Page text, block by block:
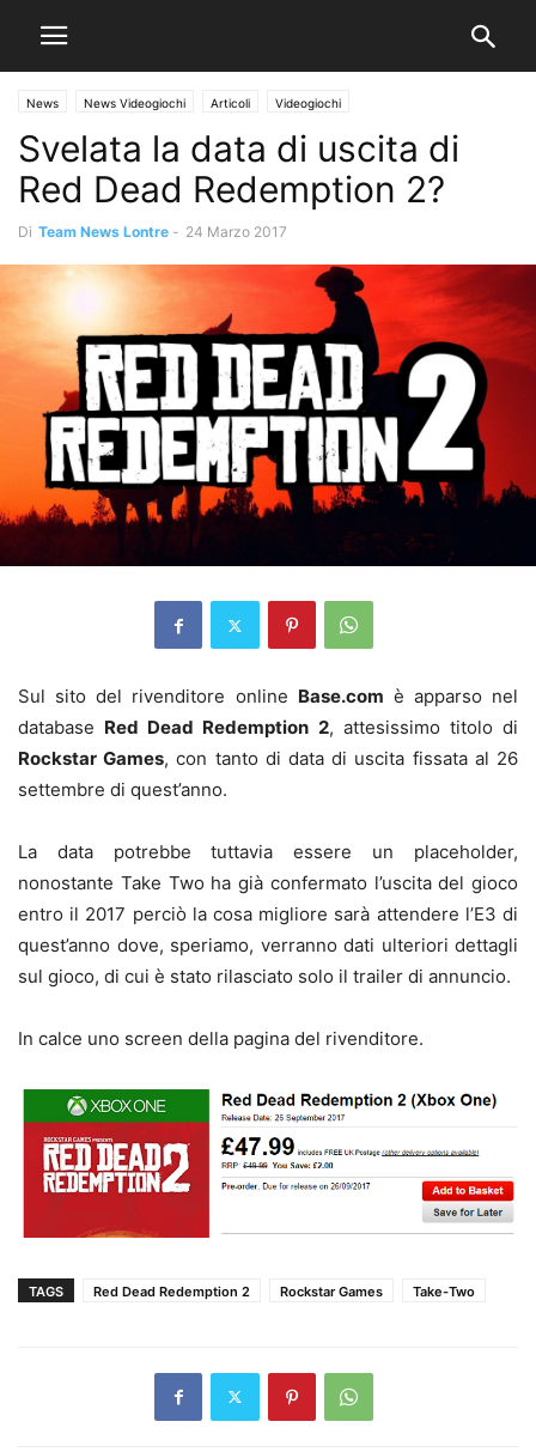
News News Videogiochi Articoli Videogiochi
Svelata la data di uscita di
Red Dead Redemption 2?
Di Team News Lontre - 24 Marzo 2017
Sul sito del rivenditore online Base.com è apparso nel
database Red Dead Redemption 2, attesissimo titolo di
Rockstar Games, con tanto di data di uscita fissata al 26
settembre di quest’anno.
La data potrebbe tuttavia essere un placeholder,
nonostante Take Two ha già confermato l’uscita del gioco
entro il 2017 perciò la cosa migliore sarà attendere l’E3 di
quest’anno dove, speriamo, verranno dati ulteriori dettagli
sul gioco, di cui è stato rilasciato solo il trailer di annuncio.
In calce uno screen della pagina del rivenditore.
TAGS Red Dead Redemption 2 Rockstar Games Take-Two